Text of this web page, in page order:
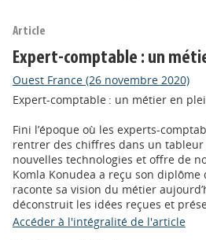
Article
Expert-comptable : un
Ouest France (26 novembre 2020)
Expert-comptable : un métier en
Fini l’époque où les experts-
rentrer des chiffres dans un tableur
nouvelles technologies et offre de
Komla Konudea a reçu son diplôme
raconte sa vision du métier
déconstruit les idées reçues et
Accéder à l'intégralité de l'article